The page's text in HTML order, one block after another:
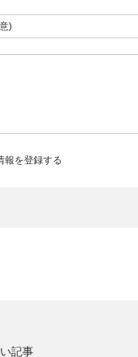
報を登録する
記事